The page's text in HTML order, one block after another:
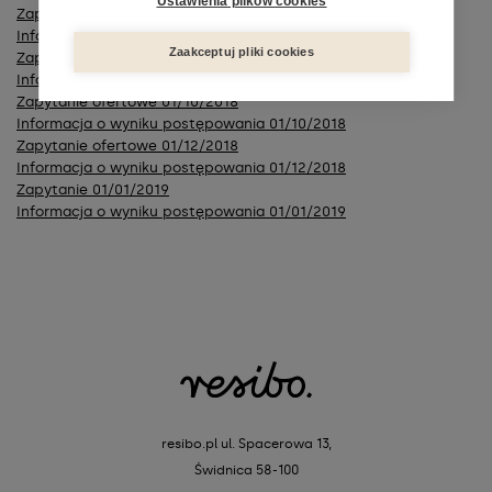
Zapytanie ofertowe 02/06/2018
Informacja o wyniku postępowania 02/06/2018
Zapytanie ofertowe 01/07/2018
Informacja o wyniku postępowania 01/07/2018
Zapytanie ofertowe 01/10/2018
Informacja o wyniku postępowania 01/10/2018
Zapytanie ofertowe 01/12/2018
Informacja o wyniku postępowania 01/12/2018
Zapytanie 01/01/2019
Informacja o wyniku postępowania 01/01/2019
resibo.pl ul. Spacerowa 13,
Świdnica 58-100
Zaakceptuj pliki cookies